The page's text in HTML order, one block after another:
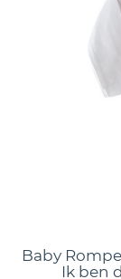
Baby
Ik ben